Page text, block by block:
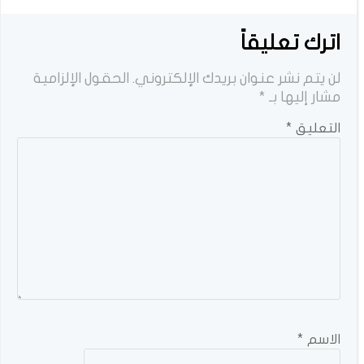
اترك تعليقاً
لن يتم نشر عنوان بريدك الإلكتروني. الحقول الإلزامية
مشار إليها بـ *
التعليق *
الاسم *